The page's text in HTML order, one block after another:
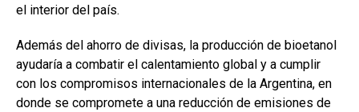
el interior del país.
Además del ahorro de divisas, la producción de bioetanol
ayudaría a combatir el calentamiento global y a cumplir
con los compromisos internacionales de la Argentina, en
donde se compromete a una reducción de emisiones de